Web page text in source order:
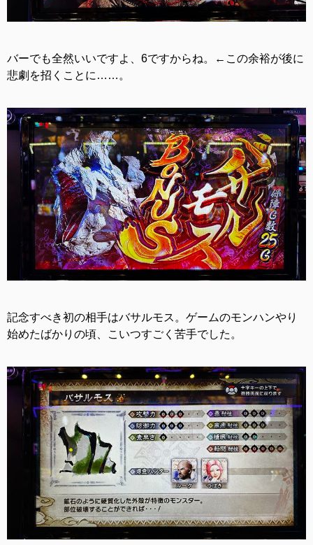
バーでも全然いいですよ、6ですからね。←この余裕が後に
悲劇を招くことに……。
記念すべき初の相手はバサルモス。ゲームのモンハンやり
始めたばかりの頃、こいつすごく苦手でした。